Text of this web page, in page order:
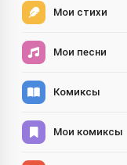
Мои стихи
Мои песни
Комиксы
Мои комиксы